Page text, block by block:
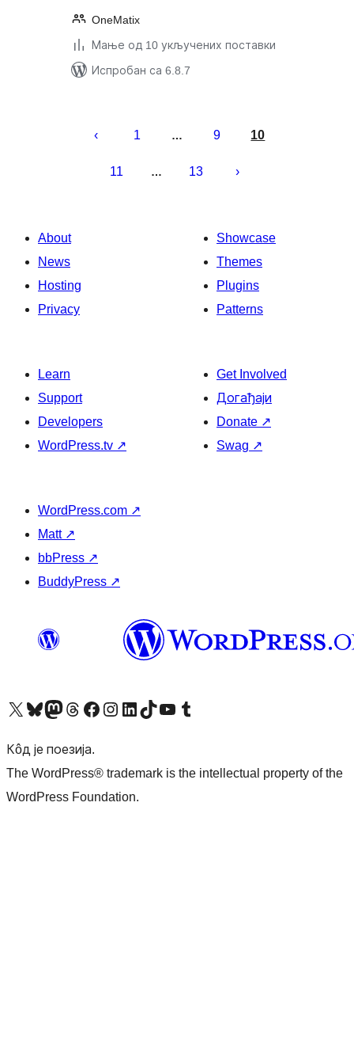
OneMatix
Мање од 10 укључених поставки
Испробан са 6.8.7
чланака
1 … 9 10
11 … 13
About
News
Hosting
Privacy
Showcase
Themes
Plugins
Patterns
Learn
Support
Developers
WordPress.tv ↗
Get Involved
Догађаји
Donate ↗
Swag ↗
WordPress.com ↗
Matt ↗
bbPress ↗
BuddyPress ↗
Visit our X (formerly Twitter) account
Посетите наш Bluesky налог
Visit our Mastodon account
Посетите наш налог на Threads-у Visit our Facebook pageПосетите наш Инстаграм налог
Visit our LinkedIn account
Посетите наш TikTok налог
Visit our YouTube channel
Посетите наш Tumblr налог
Кôд је поезија.
The WordPress® trademark is the intellectual property of the
WordPress Foundation.